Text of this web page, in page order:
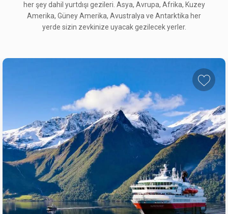
her şey dahil yurtdışı gezileri. Asya, Avrupa, Afrika, Kuzey
Amerika, Güney Amerika, Avustralya ve Antarktika her
yerde sizin zevkinize uyacak gezilecek yerler.